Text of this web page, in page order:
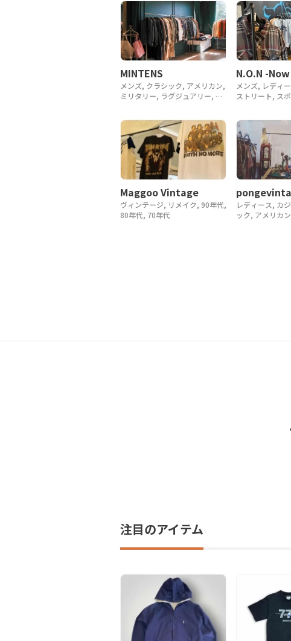
MINTENS
メンズ, クラシック, アメリカン,
ミリタリー, ラグジュアリー, デ
60年代, 50年代, 40年代
N.O.N -
メンズ, レディ
ストリート, ス
Maggoo Vintage
ヴィンテージ, リメイク, 90年代,
80年代, 70年代
レディース, カ
ック, アメリカ
注目のアイテム